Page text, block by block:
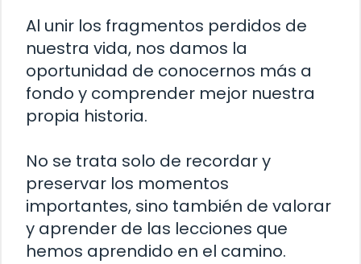
Al unir los fragmentos perdidos de
nuestra vida, nos damos la
oportunidad de conocernos más a
fondo y comprender mejor nuestra
propia historia.
No se trata solo de recordar y
preservar los momentos
importantes, sino también de valorar
y aprender de las lecciones que
hemos aprendido en el camino.